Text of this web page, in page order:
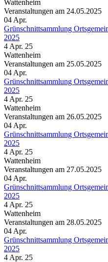
Wattenheim
Veranstaltungen am 24.05.2025
04 Apr.
Grünschnittsammlung
2025
4 Apr. 25
Wattenheim
Veranstaltungen am 25.05.2025
04 Apr.
Grünschnittsammlung
2025
4 Apr. 25
Wattenheim
Veranstaltungen am 26.05.2025
04 Apr.
Grünschnittsammlung
2025
4 Apr. 25
Wattenheim
Veranstaltungen am 27.05.2025
04 Apr.
Grünschnittsammlung
2025
4 Apr. 25
Wattenheim
Veranstaltungen am 28.05.2025
04 Apr.
Grünschnittsammlung
2025
4 Apr. 25